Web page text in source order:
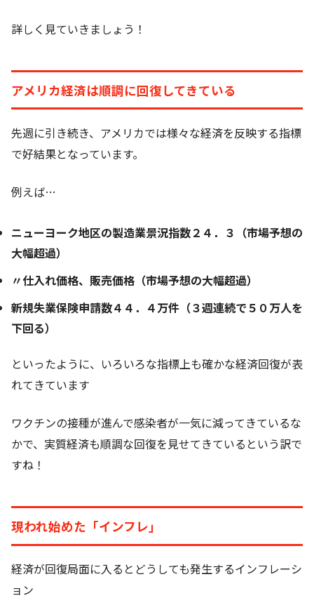
詳しく見ていきましょう！
アメリカ経済は順調に回復してきている
先週に引き続き、アメリカでは様々な経済を反映する指標
で好結果となっています。
例えば…
ニューヨーク地区の製造業景況指数２４．３（市場予想の
大幅超過）
〃仕入れ価格、販売価格（市場予想の大幅超過）
新規失業保険申請数４４．４万件（３週連続で５０万人を
下回る）
といったように、いろいろな指標上も確かな経済回復が表
れてきています
ワクチンの接種が進んで感染者が一気に減ってきているな
かで、実質経済も順調な回復を見せてきているという訳で
すね！
現われ始めた「インフレ」
経済が回復局面に入るとどうしても発生するインフレーシ
ョン